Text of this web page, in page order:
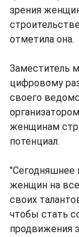
зрения
отметила она.
Заместитель
цифровому
своего
женщинам
потенциал.
"Сегодняшнее
женщин на
своих
чтобы стать
продвижения